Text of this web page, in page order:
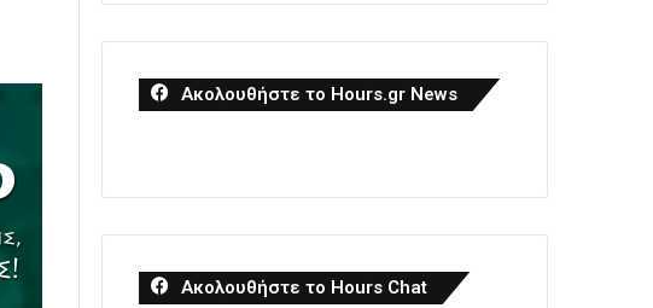
Ακολουθήστε το Hours.gr News
Ακολουθήστε το Hours Chat